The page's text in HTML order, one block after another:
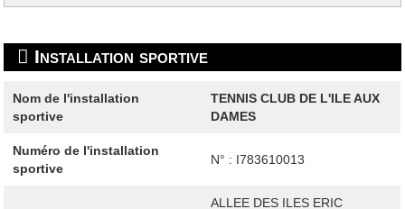
Installation sportive
Nom de l'installation
sportive
TENNIS CLUB DE L'ILE AUX
DAMES
Numéro de l'installation
sportive
N° : I783610013
ALLEE DES ILES ERIC